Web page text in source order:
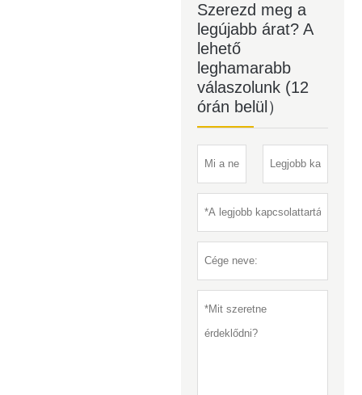
Szerezd meg a
legújabb árat? A
lehető
leghamarabb
válaszolunk (12
órán belül）